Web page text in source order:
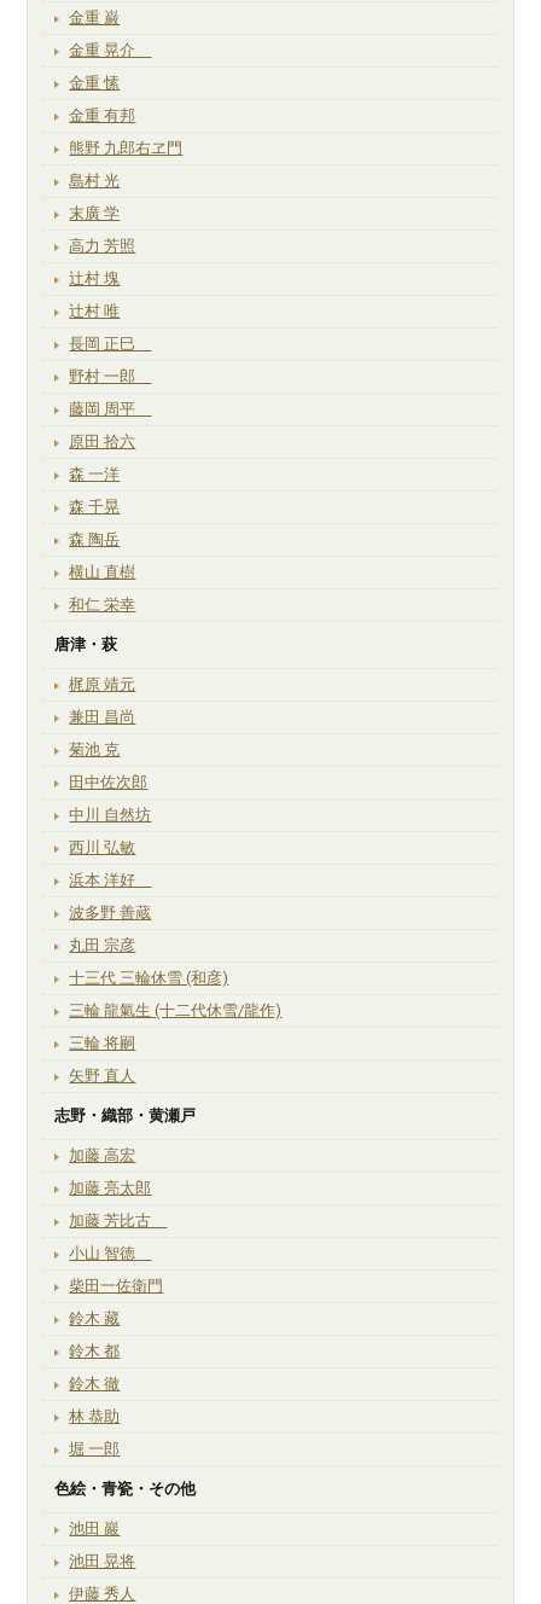
金重 巌
金重 晃介
金重 愫
金重 有邦
熊野 九郎右ヱ門
島村 光
末廣 学
高力 芳照
辻村 塊
辻村 唯
長岡 正巳
野村 一郎
藤岡 周平
原田 拾六
森 一洋
森 千晃
森 陶岳
横山 直樹
和仁 栄幸
唐津・萩
梶原 靖元
兼田 昌尚
菊池 克
田中佐次郎
中川 自然坊
西川 弘敏
浜本 洋好
波多野 善蔵
丸田 宗彦
十三代 三輪休雪 (和彦)
三輪 龍氣生 (十二代休雪/龍作)
三輪 将嗣
矢野 直人
志野・織部・黄瀬戸
加藤 高宏
加藤 亮太郎
加藤 芳比古
小山 智徳
柴田一佐衛門
鈴木 藏
鈴木 都
鈴木 徹
林 恭助
堀 一郎
色絵・青瓷・その他
池田 巖
池田 晃将
伊藤 秀人